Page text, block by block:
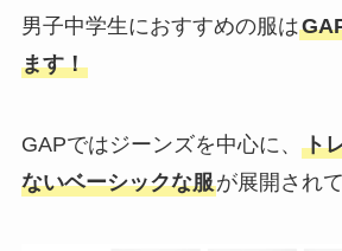
男子中学生におすすめの服は
ます！
GAPではジーンズを中心に、 ト
ないベーシックな服が展開され